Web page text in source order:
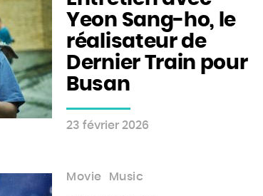
Yeon Sang-ho, le
réalisateur de
Dernier Train pour
Busan
23 février 2026
Movie Music